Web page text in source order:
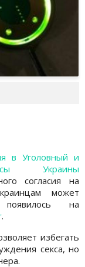
в Уголовный и
Украины
согласия на
может
на
.
избегать
секса, но